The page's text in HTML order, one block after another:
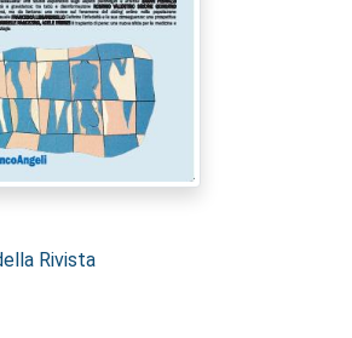
Rivista